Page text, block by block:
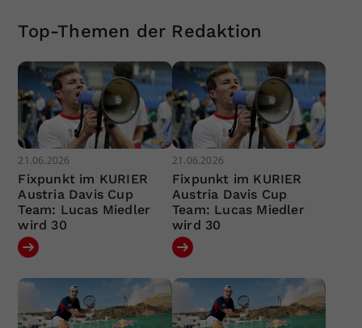
Top-Themen der Redaktion
21.06.2026
Fixpunkt im KURIER
Austria Davis Cup
Team: Lucas Miedler
wird 30
21.06.2026
Fixpunkt im KURIER
Austria Davis Cup
Team: Lucas Miedler
wird 30